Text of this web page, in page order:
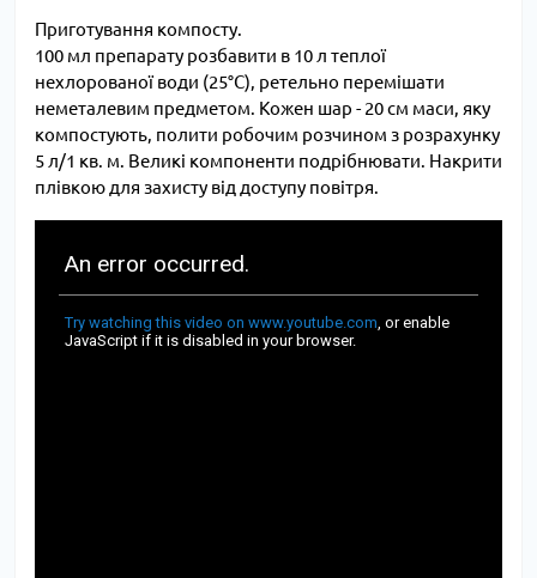
Приготування компосту.
100 мл препарату розбавити в 10 л теплої
нехлорованої води (25°C), ретельно перемішати
неметалевим предметом. Кожен шар - 20 см маси, яку
компостують, полити робочим розчином з розрахунку
5 л/1 кв. м. Великі компоненти подрібнювати. Накрити
плівкою для захисту від доступу повітря.